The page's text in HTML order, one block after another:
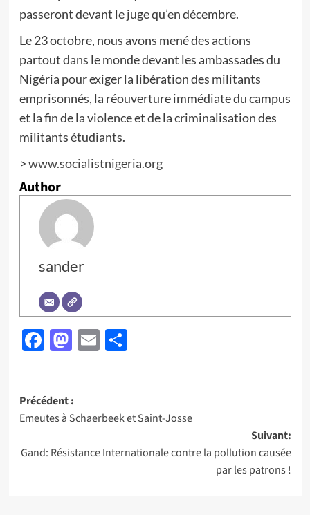
passeront devant le juge qu’en décembre.
Le 23 octobre, nous avons mené des actions
partout dans le monde devant les ambassades du
Nigéria pour exiger la libération des militants
emprisonnés, la réouverture immédiate du campus
et la fin de la violence et de la criminalisation des
militants étudiants.
>www.socialistnigeria.org
Author
sander
Facebook
Mastodon
EmailPartager
Navigation
d’article
Précédent :
Emeutes à Schaerbeek et Saint-Josse
Suivant:
Gand: Résistance Internationale contre la pollution causée
par les patrons !